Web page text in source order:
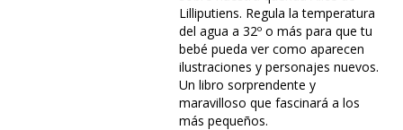
Lilliputiens. Regula la temperatura
del agua a 32º o más para que tu
bebé pueda ver como aparecen
ilustraciones y personajes nuevos.
Un libro sorprendente y
maravilloso que fascinará a los
más pequeños.